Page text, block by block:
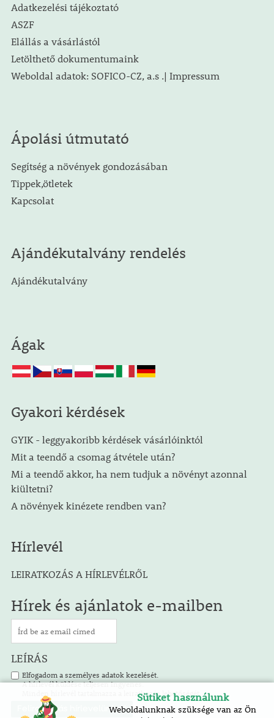
Adatkezelési tájékoztató
ASZF
Elállás a vásárlástól
Letölthető dokumentumaink
Weboldal adatok: SOFICO-CZ, a.s .| Impressum
Ápolási útmutató
Segítség a növények gondozásában
Tippek,ötletek
Kapcsolat
Ajándékutalvány rendelés
Ajándékutalvány
Ágak
Gyakori kérdések
GYIK - leggyakoribb kérdések vásárlóinktól
Mit a teendő a csomag átvétele után?
Mi a teendő akkor, ha nem tudjuk a növényt azonnal
kiültetni?
A növények kinézete rendben van?
Hírlevél
LEIRATKOZÁS A HÍRLEVÉLRŐL
Hírek és ajánlatok e-mailben
LEÍRÁS
Elfogadom a személyes adatok kezelését.
A hírlevél küldése teljesen ingyenes.
Minden hírlevél tartalmazza a leiratkozás lehetőségét.
Sütiket használunk
Weboldalunknak szüksége van az Ön